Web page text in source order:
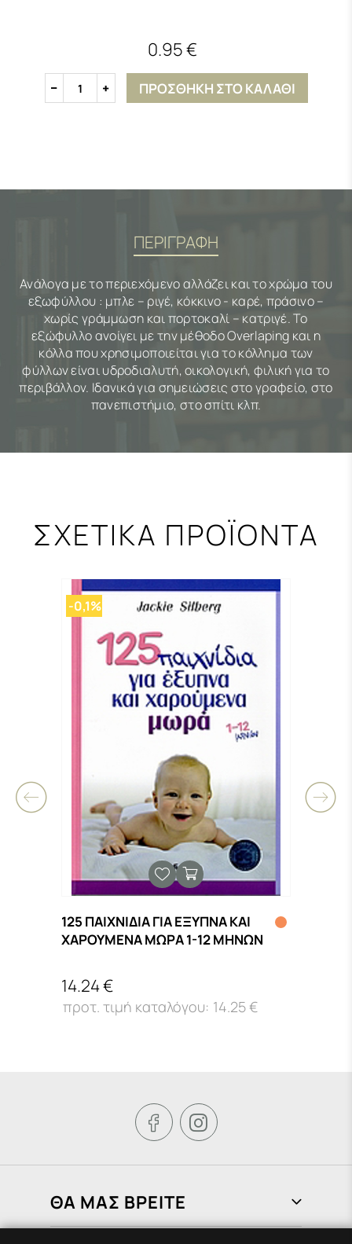
0.95 €
1 ΠΡΟΣΘΗΚΗ ΣΤΟ ΚΑΛΑΘΙ
ΠΕΡΙΓΡΑΦΗ
Ανάλογα με το περιεχόμενο αλλάζει και το χρώμα του
εξωφύλλου : μπλε – ριγέ, κόκκινο - καρέ, πράσινο –
χωρίς γράμμωση και πορτοκαλί – κατριγέ. Το
εξώφυλλο ανοίγει με την μέθοδο Overlaping και η
κόλλα που χρησιμοποιείται για το κόλλημα των
φύλλων είναι υδροδιαλυτή, οικολογική, φιλική για το
περιβάλλον. Ιδανικά για σημειώσεις στο γραφείο, στο
πανεπιστήμιο, στο σπίτι κλπ.
ΣΧΕΤΙΚΑ ΠΡΟΪΟΝΤΑ
-0,1%
125 ΠΑΙΧΝΙΔΙΑ ΓΙΑ ΕΞΥΠΝΑ ΚΑΙ
ΧΑΡΟΥΜΕΝΑ ΜΩΡΑ 1-12 ΜΗΝΩΝ
14.24 €
14.25 €
 
ΘΑ ΜΑΣ ΒΡΕΙΤΕ